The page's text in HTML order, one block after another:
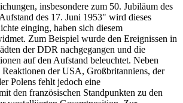
insbesondere zum 50. Jubiläum des
des 17. Juni 1953" wird dieses
einging, haben sich diesem
Zum Beispiel wurde den Ereignissen in
der DDR nachgegangen und die
auf den Aufstand beleuchtet. Neben
der USA, Großbritanniens, der
Polens fehlt jedoch eine
den französischen Standpunkten zu den